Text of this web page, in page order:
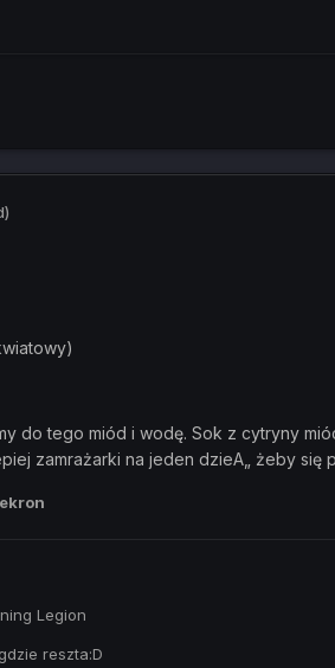
do tego miód i wodę. Sok z cytryny
zamrażarki na jeden dzieA„ żeby się
Legion
reszta:D